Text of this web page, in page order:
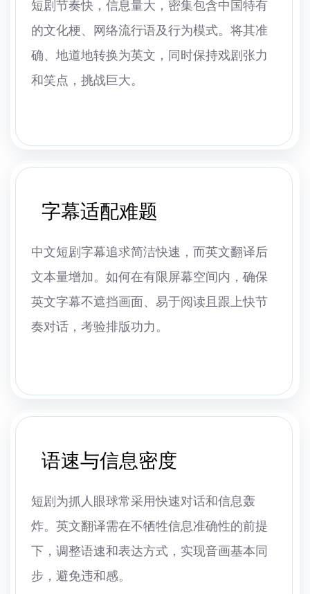
短剧节奏快，信息量大，密集包含中国特有
的文化梗、网络流行语及行为模式。将其准
确、地道地转换为英文，同时保持戏剧张力
和笑点，挑战巨大。
字幕适配难题
中文短剧字幕追求简洁快速，而英文翻译后
文本量增加。如何在有限屏幕空间内，确保
英文字幕不遮挡画面、易于阅读且跟上快节
奏对话，考验排版功力。
语速与信息密度
短剧为抓人眼球常采用快速对话和信息轰
炸。英文翻译需在不牺牲信息准确性的前提
下，调整语速和表达方式，实现音画基本同
步，避免违和感。